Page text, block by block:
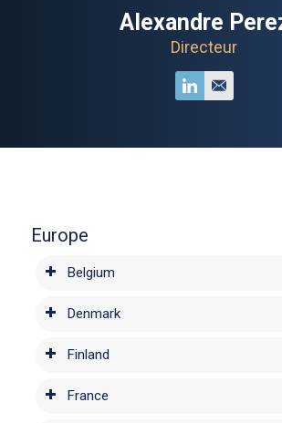
Alexandre
Directeur
Europe
Belgium
Denmark
Finland
France